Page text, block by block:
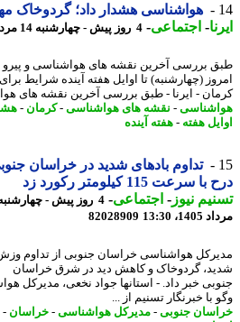
هواشناسی هشدار داد؛ گردوخاک مهمان
-اجتماعی-4 روز پیش - چهارشنبه 14 مرداد 1405، 14:05
(چهارشنبه) تا اوایل هفته آینده شرایط برای
- ایرنا - طبق بررسی آخرین نقشه های
-نقشه های هواشناسی-کرمان -هشدار
هفته-هفته آینده
تداوم بادهای شدید در خراسان جنوبی؛
سرعت 115 کیلومتر رکورد زد
نیوز-اجتماعی-
4 روز پیش - چهارشنبه 14
13:30
82028909
هواشناسی خراسان جنوبی از تداوم وزش باد
گردوخاک و کاهش دید در شرق خراسان
خبر داد. - استانها جواد نخعی، مدیرکل
با خبرنگار تسنیم از ...
جنوبی-مدیرکل هواشناسی-خراسان-